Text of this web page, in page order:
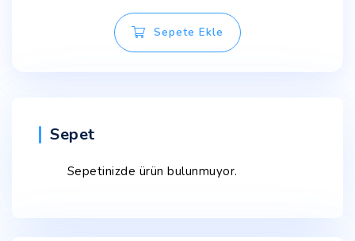
Sepete Ekle
Sepet
Sepetinizde ürün bulunmuyor.